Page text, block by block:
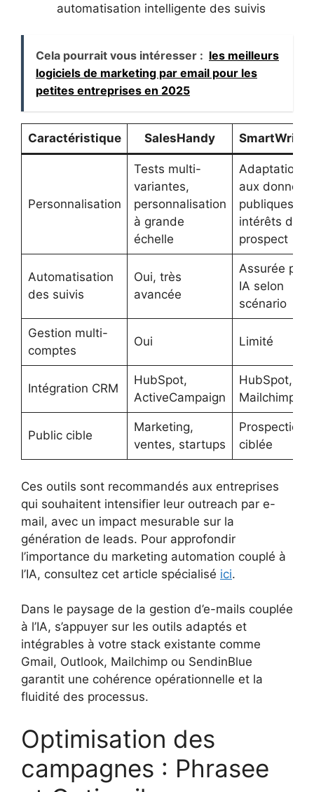
automatisation intelligente des suivis
Cela pourrait vous intéresser : les meilleurs
logiciels de marketing par email pour les
petites entreprises en 2025
Caractéristique SalesHandy SmartWriter
Personnalisation
Tests multi-
variantes,
personnalisation
à grande
échelle
Adaptation
aux données
publiques et
intérêts du
prospect
Automatisation
des suivis
Oui, très
avancée
Assurée par
IA selon
scénario
Gestion multi-
comptes
Oui Limité
Intégration CRM
HubSpot,
ActiveCampaign
HubSpot,
Mailchimp
Public cible
Marketing,
ventes, startups
Prospection
ciblée
Ces outils sont recommandés aux entreprises
qui souhaitent intensifier leur outreach par e-
mail, avec un impact mesurable sur la
génération de leads. Pour approfondir
l’importance du marketing automation couplé à
l’IA, consultez cet article spécialisé ici.
Dans le paysage de la gestion d’e-mails couplée
à l’IA, s’appuyer sur les outils adaptés et
intégrables à votre stack existante comme
Gmail, Outlook, Mailchimp ou SendinBlue
garantit une cohérence opérationnelle et la
fluidité des processus.
Optimisation des
campagnes : Phrasee